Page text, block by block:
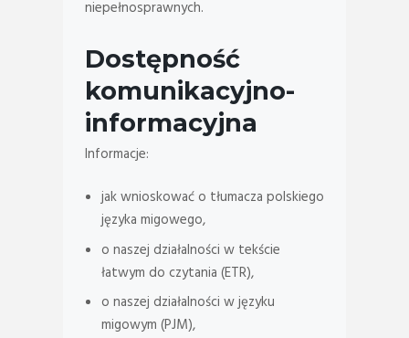
niepełnosprawnych.
Dostępność
komunikacyjno-
informacyjna
Informacje:
jak wnioskować o tłumacza polskiego
języka migowego,
o naszej działalności w tekście
łatwym do czytania (ETR),
o naszej działalności w języku
migowym (PJM),